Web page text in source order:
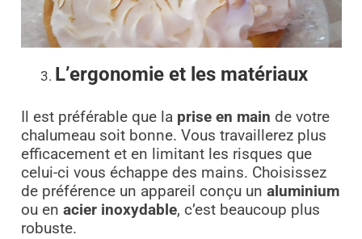
L’ergonomie et les matériaux
Il est préférable que la prise en main de votre
chalumeau soit bonne. Vous travaillerez plus
efficacement et en limitant les risques que
celui-ci vous échappe des mains. Choisissez
de préférence un appareil conçu un aluminium
ou en acier inoxydable, c’est beaucoup plus
robuste.